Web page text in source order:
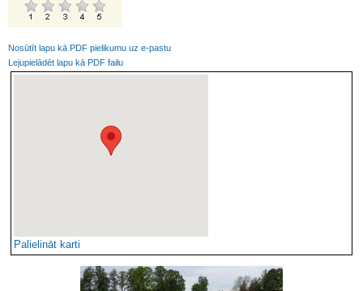
Nosūtīt lapu kā PDF pielikumu uz e-pastu
Lejupielādēt lapu kā PDF failu
Palielināt karti